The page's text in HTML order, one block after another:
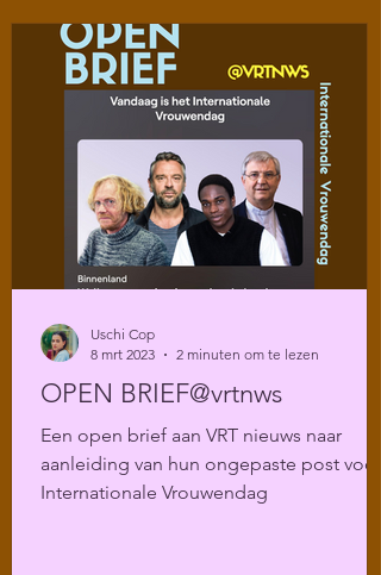
OPEN BRIEF@vrtnws
Een open brief aan VRT nieuws naar
aanleiding van hun ongepaste post voor
Internationale Vrouwendag
Uschi Cop
8 mrt 2023
2 minuten om te lezen